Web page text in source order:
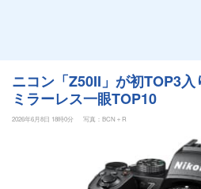
ニコン「Z50II」が初TOP3
ミラーレス一眼TOP10
2026年6月8日 18時0分 写真：BCN＋R